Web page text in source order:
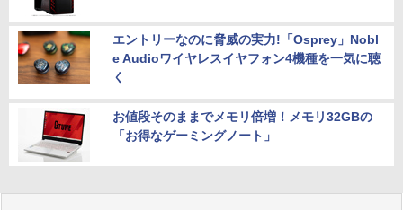
エントリーなのに脅威の実力!「Osprey」Nobl
e Audioワイヤレスイヤフォン4機種を一気に聴
く
お値段そのままでメモリ倍増！メモリ32GBの
「お得なゲーミングノート」